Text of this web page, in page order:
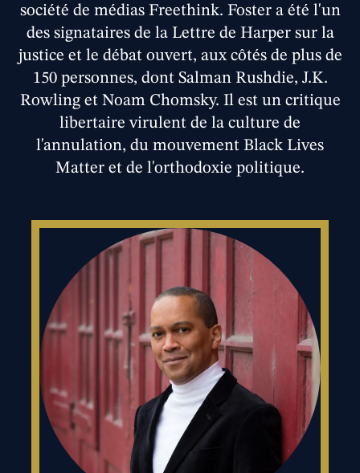
société de médias Freethink. Foster a été l'un
des signataires de la Lettre de Harper sur la
justice et le débat ouvert, aux côtés de plus de
150 personnes, dont Salman Rushdie, J.K.
Rowling et Noam Chomsky. Il est un critique
libertaire virulent de la culture de
l'annulation, du mouvement Black Lives
Matter et de l'orthodoxie politique.